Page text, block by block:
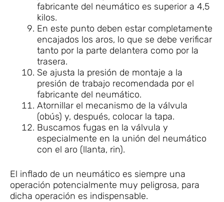
fabricante del neumático es superior a 4,5
kilos.
En este punto deben estar completamente
encajados los aros, lo que se debe verificar
tanto por la parte delantera como por la
trasera.
Se ajusta la presión de montaje a la
presión de trabajo recomendada por el
fabricante del neumático.
Atornillar el mecanismo de la válvula
(obús) y, después, colocar la tapa.
Buscamos fugas en la válvula y
especialmente en la unión del neumático
con el aro (llanta, rin).
El inflado de un neumático es siempre una
operación potencialmente muy peligrosa, para
dicha operación es indispensable.